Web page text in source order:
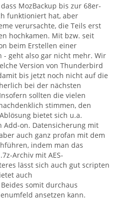
MozBackup bis zur 68er-
funktioniert hat, aber
verursachte, die Teils erst
hochkamen. Mit bzw. seit
beim Erstellen einer
- geht also gar nicht mehr. Wir
Version von Thunderbird
bis jetzt noch nicht auf die
bei der nächsten
sollten die vielen
stimmen, den
bietet sich u.a.
Add-on. Datensicherung mit
auch ganz profan mit dem
indem man das
Archiv mit AES-
lässt sich auch gut scripten
auch
somit durchaus
ansetzen kann.